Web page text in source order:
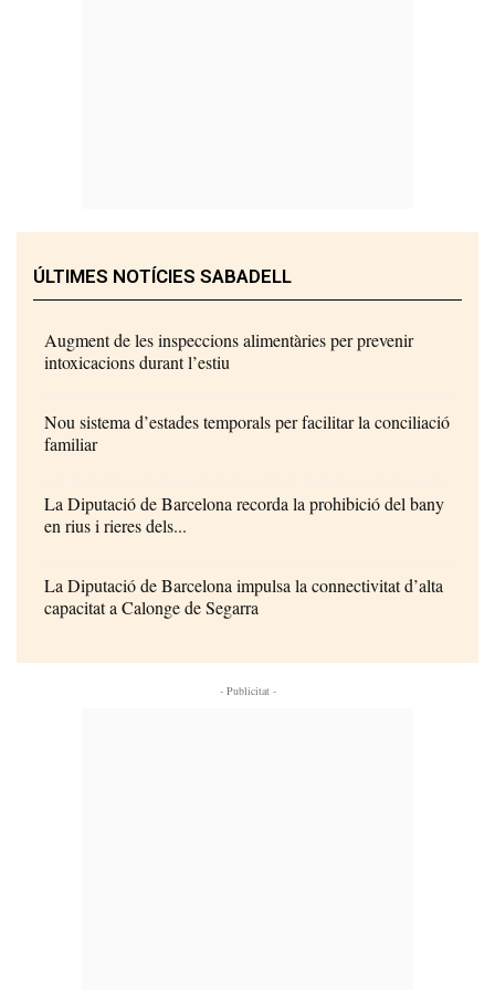
ÚLTIMES NOTÍCIES SABADELL
Augment de les inspeccions alimentàries per prevenir
intoxicacions durant l’estiu
Nou sistema d’estades temporals per facilitar la conciliació
familiar
La Diputació de Barcelona recorda la prohibició del bany
en rius i rieres dels...
La Diputació de Barcelona impulsa la connectivitat d’alta
capacitat a Calonge de Segarra
- Publicitat -